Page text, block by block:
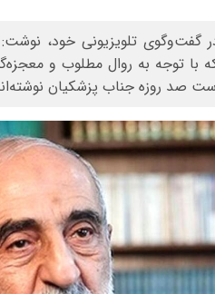
گفت‌وگوی تلویزیونی خود،
با توجه به روال مطلوب و
صد روزه جناب پزشکیان